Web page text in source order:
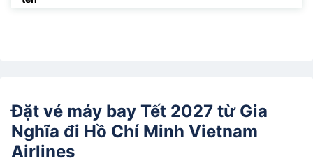
Đặt vé máy bay Tết 2027 từ Gia
Nghĩa đi Hồ Chí Minh Vietnam
Airlines